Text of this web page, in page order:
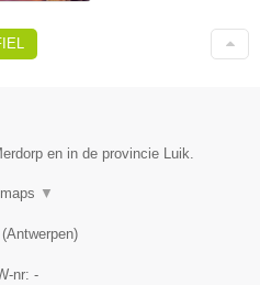
en in de provincie Luik.
▼
(Antwerpen)
nr: -